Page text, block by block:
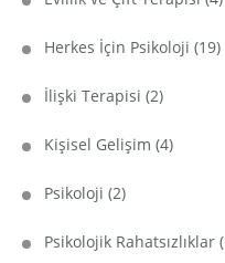
Herkes İçin Psikoloji (19)
İlişki Terapisi (2)
Kişisel Gelişim (4)
Psikoloji (2)
Psikolojik Rahatsızlıklar